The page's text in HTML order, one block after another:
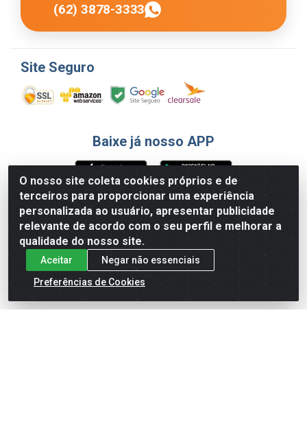
O nosso site coleta cookies próprios e de
terceiros para proporcionar uma experiência
personalizada ao usuário, apresentar publicidade
relevante de acordo com o seu perfil e melhorar a
qualidade do nosso site.
Aceitar
Negar não essenciais
Preferências de Cookies
(62) 3878-3333
Site Seguro
Baixe já nosso APP
Formas de Pagamento